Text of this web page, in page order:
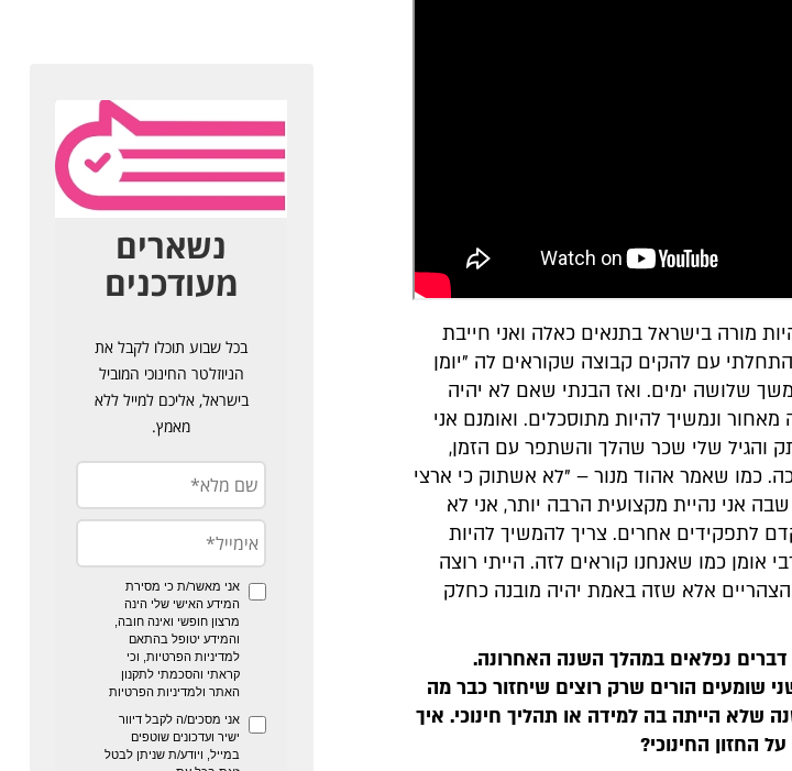
מורה בישראל בתנאים כאלה ואני חייבת
עם להקים קבוצה שקוראים לה "יומן
שלושה ימים. ואז הבנתי שאם לא יהיה
ונמשיך להיות מתוסכלים. ואומנם אני
והגיל שלי שכר שהלך והשתפר עם הזמן,
כמו שאמר אהוד מנור – "לא אשתוק כי ארצי
אני נהיית מקצועית הרבה יותר, אני לא
לתפקידים אחרים. צריך להמשיך להיות
אומן כמו שאנחנו קוראים לזה. הייתי רוצה
אלא שזה באמת יהיה מובנה כחלק
דברים נפלאים במהלך השנה האחרונה.
שומעים הורים שרק רוצים שיחזור כבר מה
שלא הייתה בה למידה או תהליך חינוכי. איך
החזון החינוכי?